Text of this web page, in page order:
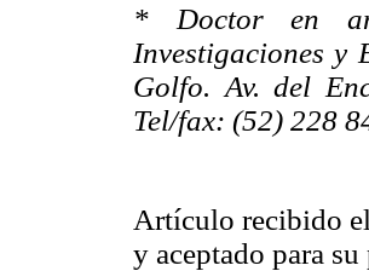
* Doctor en
Investigaciones y
Golfo. Av. del
Tel/fax: (52) 228
Artículo recibido
y aceptado para